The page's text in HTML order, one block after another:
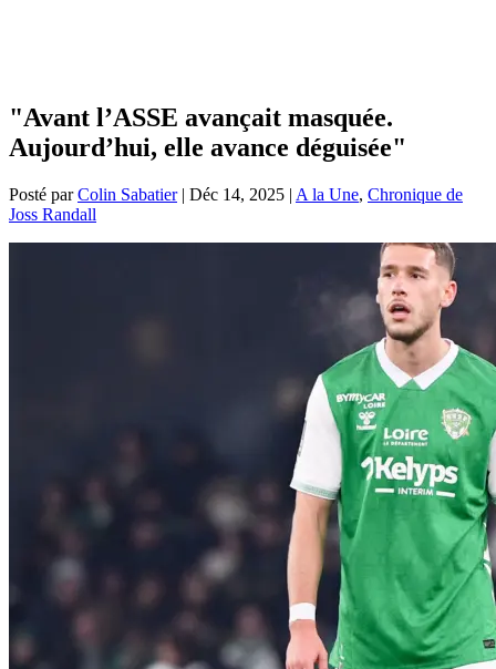
"Avant l’ASSE avançait masquée.
Aujourd’hui, elle avance déguisée"
Posté parColin Sabatier| Déc 14, 2025 | A la Une, Chronique de
Joss Randall